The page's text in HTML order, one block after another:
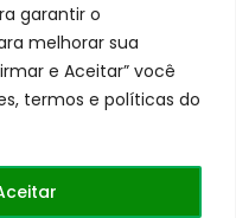
garantir o
melhorar sua
e Aceitar” você
termos e políticas do
aCenterrol©